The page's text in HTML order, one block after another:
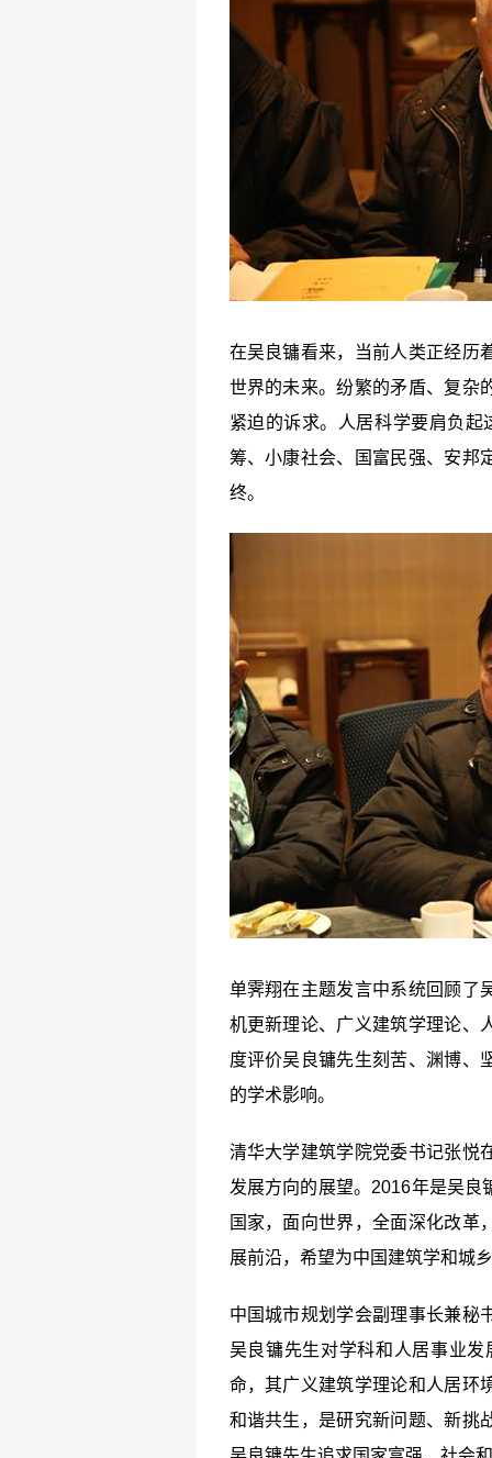
在吴良镛看来，当前人类正经历
世界的未来。纷繁的矛盾、复杂
紧迫的诉求。人居科学要肩负
筹、小康社会、国富民强、安邦
终。
单霁翔在主题发言中系统回顾了
机更新理论、广义建筑学理论、
度评价吴良镛先生刻苦、渊博、
的学术影响。
清华大学建筑学院党委书记张悦
发展方向的展望。 2016年是吴良
国家，面向世界，全面深化改革
展前沿，希望为中国建筑学和城
中国城市规划学会副理事长兼秘
吴良镛先生对学科和人居事业
命，其广义建筑学理论和人居环
和谐共生，是研究新问题、新挑